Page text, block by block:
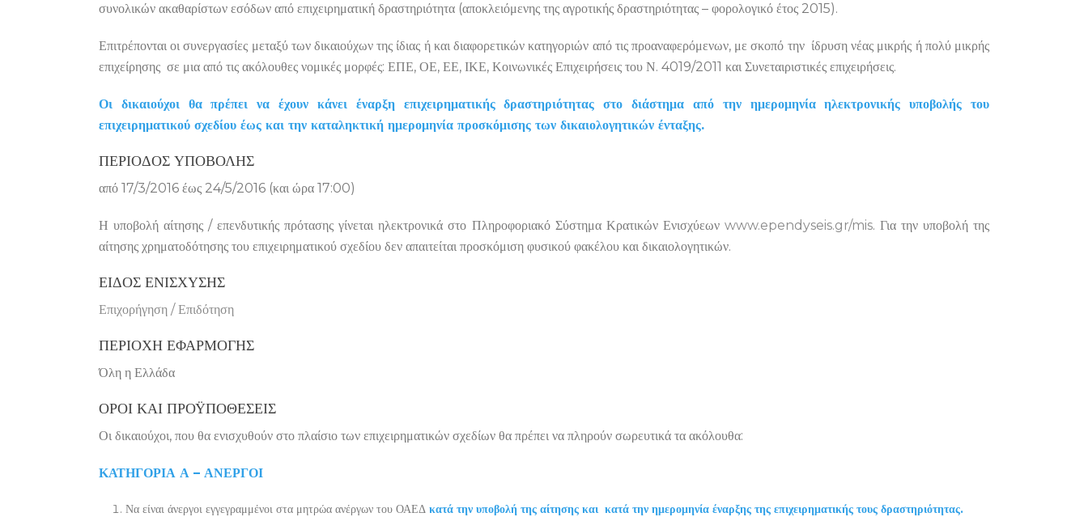
συνολικών ακαθαρίστων εσόδων από επιχειρηματική δραστηριότητα (αποκλειόμενης της αγροτικής δραστηριότητας – φορολογικό έτος 2015).
Επιτρέπονται οι συνεργασίες μεταξύ των δικαιούχων της ίδιας ή και διαφορετικών κατηγοριών από τις προαναφερόμενων, με σκοπό την ίδρυση νέας μικρής ή πολύ μικρής
επιχείρησης σε μια από τις ακόλουθες νομικές μορφές: ΕΠΕ, ΟΕ, ΕΕ, ΙΚΕ, Κοινωνικές Επιχειρήσεις του Ν. 4019/2011 και Συνεταιριστικές επιχειρήσεις.
Οι δικαιούχοι θα πρέπει να έχουν κάνει έναρξη επιχειρηματικής δραστηριότητας στο διάστημα από την ημερομηνία ηλεκτρονικής υποβολής του
επιχειρηματικού σχεδίου έως και την καταληκτική ημερομηνία προσκόμισης των δικαιολογητικών ένταξης.
ΠΕΡΊΟΔΟΣ ΥΠΟΒΟΛΉΣ
από 17/3/2016 έως 24/5/2016 (και ώρα 17:00)
Η υποβολή αίτησης / επενδυτικής πρότασης γίνεται ηλεκτρονικά στο Πληροφοριακό Σύστημα Κρατικών Ενισχύεων www.ependyseis.gr/mis. Για την υποβολή της
αίτησης χρηματοδότησης του επιχειρηματικού σχεδίου δεν απαιτείται προσκόμιση φυσικού φακέλου και δικαιολογητικών.
ΕΊΔΟΣ ΕΝΊΣΧΥΣΗΣ
Επιχορήγηση / Επιδότηση
ΠΕΡΙΟΧΉ ΕΦΑΡΜΟΓΉΣ
Όλη η Ελλάδα
ΌΡΟΙ ΚΑΙ ΠΡΟΫΠΟΘΈΣΕΙΣ
Οι δικαιούχοι, που θα ενισχυθούν στο πλαίσιο των επιχειρηματικών σχεδίων θα πρέπει να πληρούν σωρευτικά τα ακόλουθα:
ΚΑΤΗΓΟΡΙΑ Α – ΑΝΕΡΓΟΙ
Να είναι άνεργοι εγγεγραμμένοι στα μητρώα ανέργων του ΟΑΕΔ κατά την υποβολή της αίτησης και κατά την ημερομηνία έναρξης της επιχειρηματικής τους δραστηριότητας.